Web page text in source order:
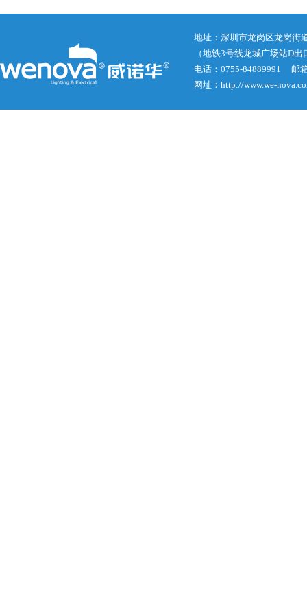
地址：深圳市龙岗区龙岗街
（地铁3号线龙城广场站D出
电话：0755-84889991 邮
网址：http://www.we-